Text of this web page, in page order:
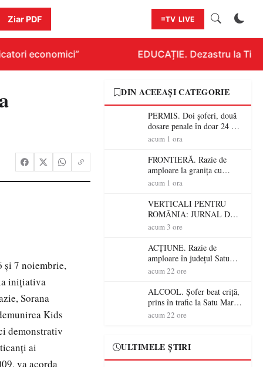
Ziar PDF TV LIVE
economici” EDUCAȚIE. Dezastru la
şi 7 noiembrie,
iniţiativa
Sorana
Kids
demonstrativ
ai
va acorda
DIN ACEEAȘI CATEGORIE
PERMIS. Doi șoferi, două
dosare penale în doar 24 de
ore la Petea! Unul avea
nu a avut niciodată permis
acum 1 ora
FRONTIERĂ. Razie de
amploare la granița cu
Ungaria! 800 de persoane și
verificate
acum 1 ora
VERTICALI PENTRU
ROMÂNIA: JURNAL DE
CĂLĂTORIE FIJET
acum 3 ore
ACȚIUNE. Razie de
amploare în județul Satu
Mare! Polițiștii au dat sute
șoferi fără permis într-o
singură zi
acum 22 ore
ALCOOL. Șofer beat criță,
prins în trafic la Satu Mare!
Alcoolemie uriașă
acum 22 ore
ULTIMELE ȘTIRI